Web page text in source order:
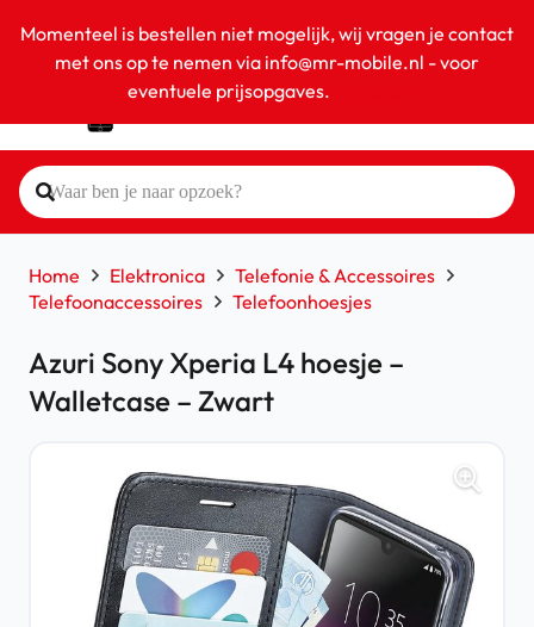
Momenteel is bestellen niet mogelijk, wij vragen je contact
met ons op te nemen via info@mr-mobile.nl - voor
eventuele prijsopgaves.
Home Elektronica
Telefonie & Accessoires
Telefoonaccessoires
Telefoonhoesjes
Azuri Sony Xperia L4 hoesje –
Walletcase – Zwart